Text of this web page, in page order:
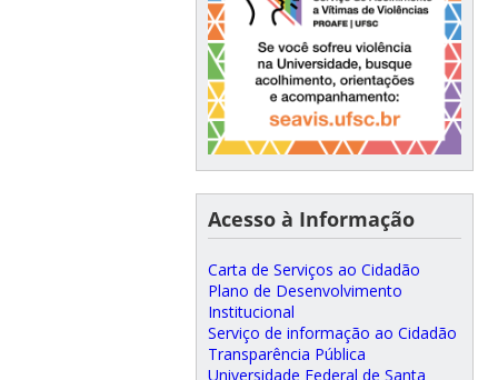
Acesso à Informação
Carta de Serviços ao Cidadão
Plano de Desenvolvimento
Institucional
Serviço de informação ao Cidadão
Transparência Pública
Universidade Federal de Santa